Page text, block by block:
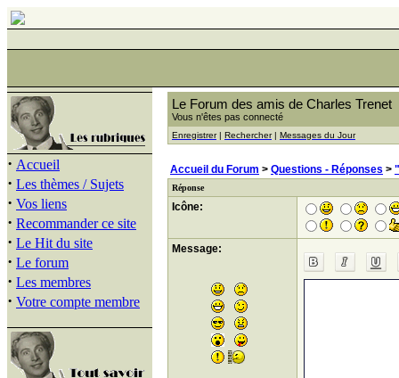
· Accueil
· Les thèmes / Sujets
· Vos liens
· Recommander ce site
· Le Hit du site
· Le forum
· Les membres
· Votre compte membre
Le Forum des amis de Charles Trenet
Vous n'êtes pas connecté
Enregistrer| Rechercher| Messages du Jour
Accueil du Forum > Questions - Réponses >
Réponse
Icône:
Message: